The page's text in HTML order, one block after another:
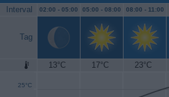
Interval 02:00 - 05:00 05:00 - 08:00 08:00 - 11:00
Tag
13°C 17°C 23°C
25°C
30°C